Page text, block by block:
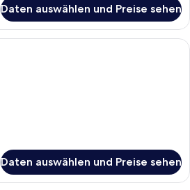
Daten auswählen und Preise sehen
Ein Zimmer mit einem Kinderbett,
Daten auswählen und Preise sehen